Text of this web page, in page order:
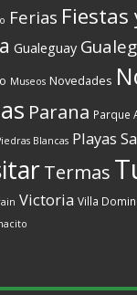
Ferias Fiestas
Gualeguay
Museos Novedades
Parana Parque
Blancas Playas
Termas
Victoria Villa